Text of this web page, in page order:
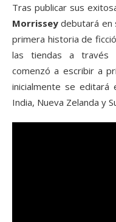
Tras publicar sus
Morrissey debutará en
primera historia de
las tiendas a través
comenzó a escribir a
inicialmente se editará
India, Nueva Zelanda y